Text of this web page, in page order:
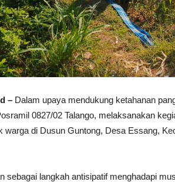
– Dalam upaya mendukung ketahanan
0827/02 Talango, melaksanakan
warga di Dusun Guntong, Desa Essang,
sebagai langkah antisipatif menghadapi